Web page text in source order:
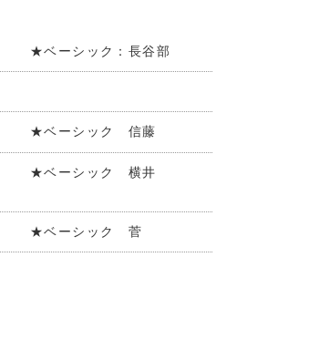
★ベーシック：長谷部
★ベーシック 信藤
★ベーシック 横井
★ベーシック 菅